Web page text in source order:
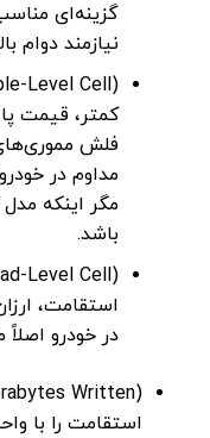
گزینه‌ای
نیازمند دوام
کمتر، قیمت
فلش
مداوم در
باشد.
استقامت،
در خودرو